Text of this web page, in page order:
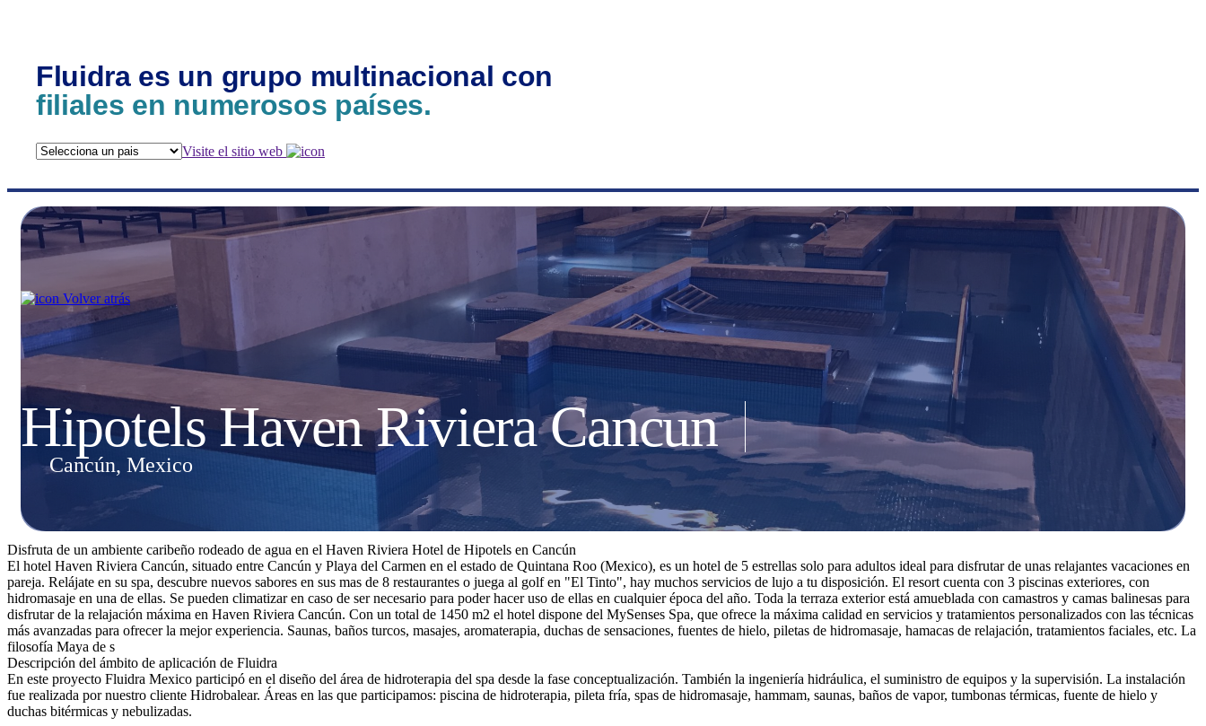
Fluidra es un grupo multinacional con
filiales en numerosos países.
Visite el sitio web
Volver atrás
Hipotels Haven Riviera Cancun
Cancún, Mexico
Disfruta de un ambiente caribeño rodeado de agua en el Haven Riviera Hotel de Hipotels en Cancún
El hotel Haven Riviera Cancún, situado entre Cancún y Playa del Carmen en el estado de Quintana Roo (Mexico), es un hotel de 5 estrellas solo para adultos ideal para disfrutar de unas relajantes vacaciones en
pareja. Relájate en su spa, descubre nuevos sabores en sus mas de 8 restaurantes o juega al golf en "El Tinto", hay muchos servicios de lujo a tu disposición. El resort cuenta con 3 piscinas exteriores, con
hidromasaje en una de ellas. Se pueden climatizar en caso de ser necesario para poder hacer uso de ellas en cualquier época del año. Toda la terraza exterior está amueblada con camastros y camas balinesas para
disfrutar de la relajación máxima en Haven Riviera Cancún. Con un total de 1450 m2 el hotel dispone del MySenses Spa, que ofrece la máxima calidad en servicios y tratamientos personalizados con las técnicas
más avanzadas para ofrecer la mejor experiencia. Saunas, baños turcos, masajes, aromaterapia, duchas de sensaciones, fuentes de hielo, piletas de hidromasaje, hamacas de relajación, tratamientos faciales, etc. La
filosofía Maya de s
Descripción del ámbito de aplicación de Fluidra
En este proyecto Fluidra Mexico participó en el diseño del área de hidroterapia del spa desde la fase conceptualización. También la ingeniería hidráulica, el suministro de equipos y la supervisión. La instalación
fue realizada por nuestro cliente Hidrobalear. Áreas en las que participamos: piscina de hidroterapia, pileta fría, spas de hidromasaje, hammam, saunas, baños de vapor, tumbonas térmicas, fuente de hielo y
duchas bitérmicas y nebulizadas.